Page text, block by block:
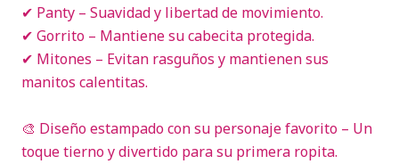
✔ Panty – Suavidad y libertad de movimiento.
✔ Gorrito – Mantiene su cabecita protegida.
✔ Mitones – Evitan rasguños y mantienen sus
manitos calentitas.
🎨 Diseño estampado con su personaje favorito – Un
toque tierno y divertido para su primera ropita.